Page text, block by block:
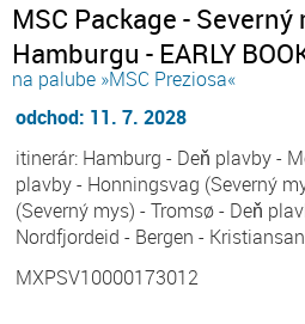
MSC Package -
Hamburgu - EARLY
na palube »MSC Preziosa«
odchod: 11. 7. 2028
itinerár: Hamburg - Deň plavby -
plavby - Honningsvag (Severný
(Severný mys) - Tromsø - Deň
Nordfjordeid - Bergen -
MXPSV10000173012